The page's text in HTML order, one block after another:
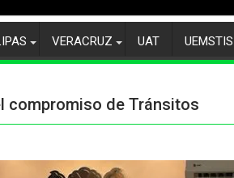
VERACRUZ UAT UEMSTIS
compromiso de Tránsitos